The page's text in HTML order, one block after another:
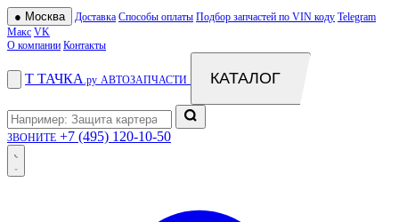
● Москва Доставка Способы оплаты Подбор запчастей по VIN коду Telegram
Макс VK
О компании Контакты
Т ТАЧКА .ру АВТОЗАПЧАСТИ КАТАЛОГ
ЗВОНИТЕ +7 (495) 120-10-50